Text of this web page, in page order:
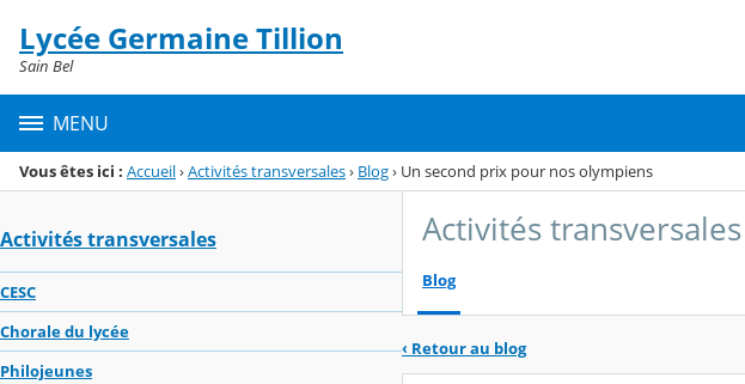
Menu de la rubrique
Contenu
Lycée Germaine Tillion
Sain Bel
MENU
Vous êtes ici : Accueil›Activités transversales› Blog› Un second prix pour nos olympiens
Activités transversales
CESC
Chorale du lycée
Philojeunes
Activités transversales
Blog
‹ Retour au blog